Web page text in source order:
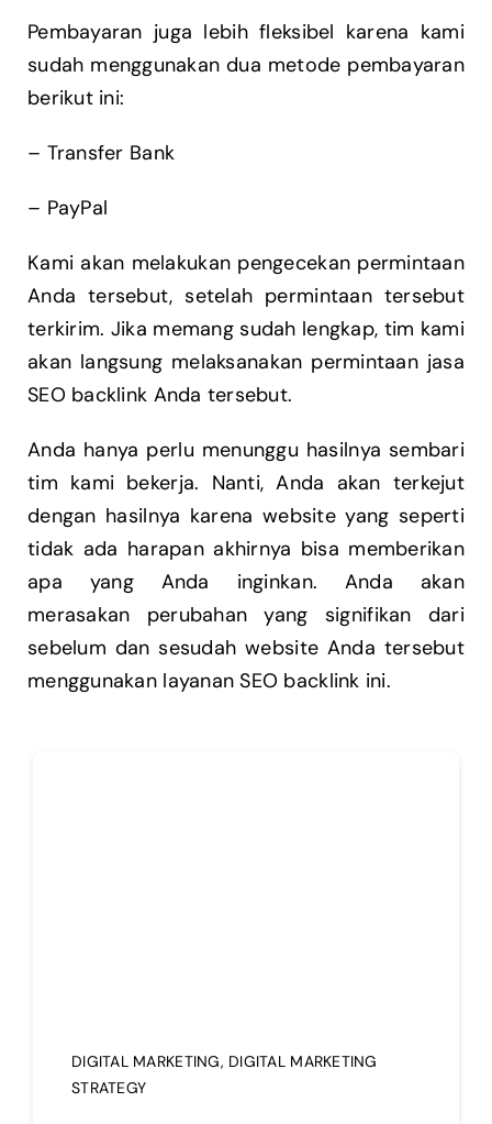
Pembayaran juga lebih fleksibel karena kami
sudah menggunakan dua metode pembayaran
berikut ini:
– Transfer Bank
– PayPal
Kami akan melakukan pengecekan permintaan
Anda tersebut, setelah permintaan tersebut
terkirim. Jika memang sudah lengkap, tim kami
akan langsung melaksanakan permintaan jasa
SEO backlink Anda tersebut.
Anda hanya perlu menunggu hasilnya sembari
tim kami bekerja. Nanti, Anda akan terkejut
dengan hasilnya karena website yang seperti
tidak ada harapan akhirnya bisa memberikan
apa yang Anda inginkan. Anda akan
merasakan perubahan yang signifikan dari
sebelum dan sesudah website Anda tersebut
menggunakan layanan SEO backlink ini.
DIGITAL MARKETING, DIGITAL MARKETING
STRATEGY